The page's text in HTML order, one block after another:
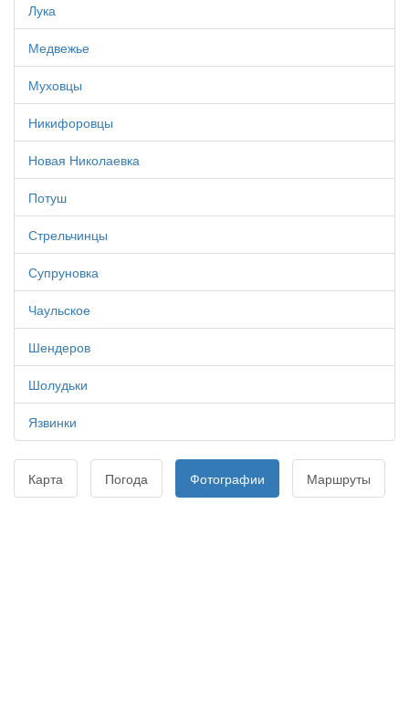
Лука
Медвежье
Муховцы
Никифоровцы
Новая Николаевка
Потуш
Стрельчинцы
Супруновка
Чаульское
Шендеров
Шолудьки
Язвинки
Карта Погода Фотографии Маршруты